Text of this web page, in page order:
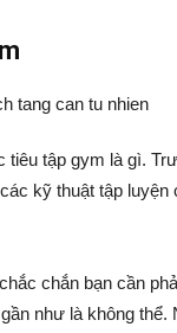
tập gym là gì.
kỹ thuật tập luyện
chắn bạn cần
như là không